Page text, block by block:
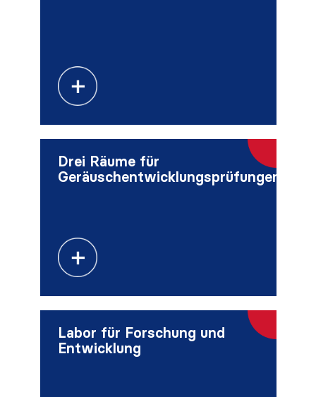
Drei Räume für
Geräuschentwicklungsprüfungen
Labor für Forschung und
Entwicklung